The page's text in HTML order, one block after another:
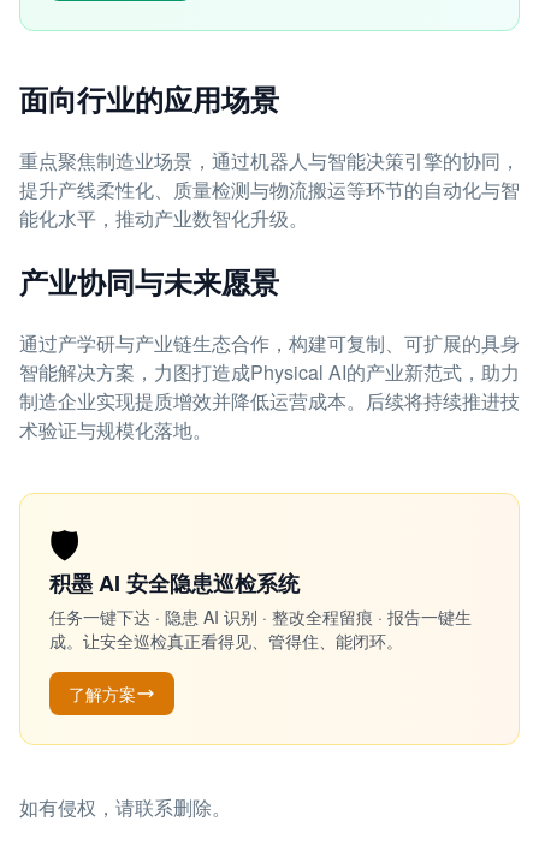
面向行业的应用场景
重点聚焦制造业场景，通过机器人与智能决策引擎的协同，
提升产线柔性化、质量检测与物流搬运等环节的自动化与智
能化水平，推动产业数智化升级。
产业协同与未来愿景
通过产学研与产业链生态合作，构建可复制、可扩展的具身
智能解决方案，力图打造成Physical AI的产业新范式，助力
制造企业实现提质增效并降低运营成本。后续将持续推进技
术验证与规模化落地。
🛡️
积墨 AI 安全隐患巡检系统
任务一键下达 · 隐患 AI 识别 · 整改全程留痕 · 报告一键生
成。让安全巡检真正看得见、管得住、能闭环。
了解方案
如有侵权，请联系删除。